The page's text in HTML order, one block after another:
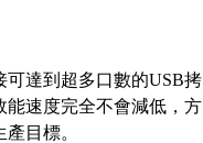
達到超多口數的USB拷
能速度完全不會減低，方
目標。